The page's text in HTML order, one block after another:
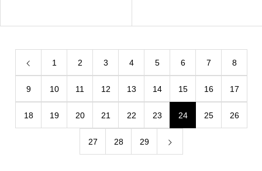
1 2 3 4 5 6 7 8
9 10 11 12 13 14 15 16 17
18 19 20 21 22 23 24 25 26
27 28 29